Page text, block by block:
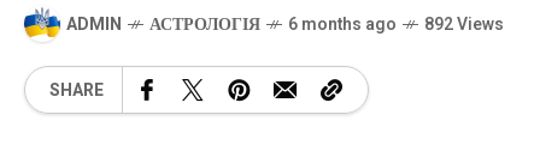
ADMIN АСТРОЛОГІЯ 6 months ago 892 Views
SHARE